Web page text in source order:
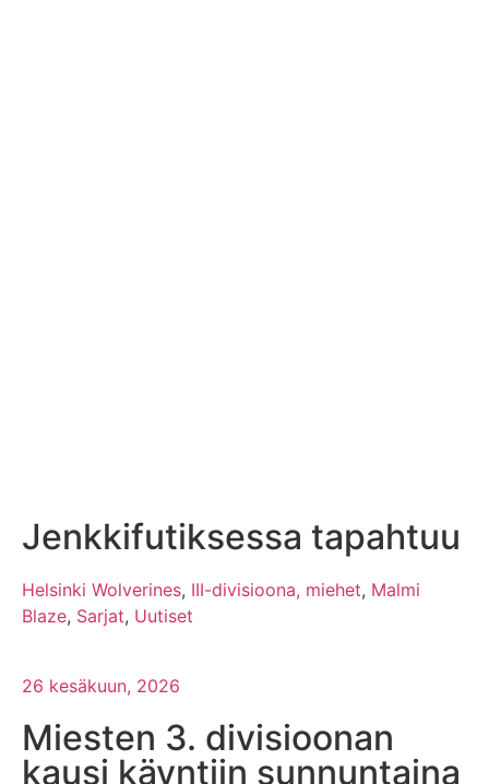
Jenkkifutiksessa tapahtuu
Helsinki Wolverines, III-divisioona, miehet, Malmi
Blaze, Sarjat, Uutiset
26 kesäkuun, 2026
Miesten 3. divisioonan
kausi käyntiin sunnuntaina